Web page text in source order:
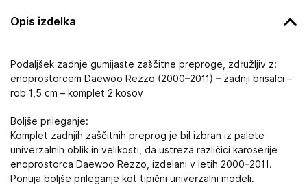
Opis izdelka
Podaljšek zadnje gumijaste zaščitne preproge, združljiv z:
enoprostorcem Daewoo Rezzo (2000–2011) – zadnji brisalci –
rob 1,5 cm – komplet 2 kosov
Boljše prileganje:
Komplet zadnjih zaščitnih preprog je bil izbran iz palete
univerzalnih oblik in velikosti, da ustreza različici karoserije
enoprostorca Daewoo Rezzo, izdelani v letih 2000–2011.
Ponuja boljše prileganje kot tipični univerzalni modeli.